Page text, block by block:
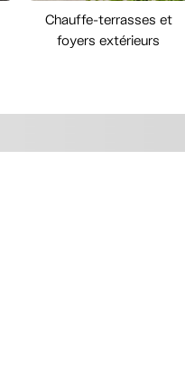
Chauffe-terrasses et
foyers extérieurs